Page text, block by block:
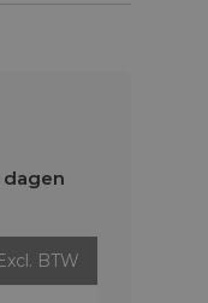
BTW